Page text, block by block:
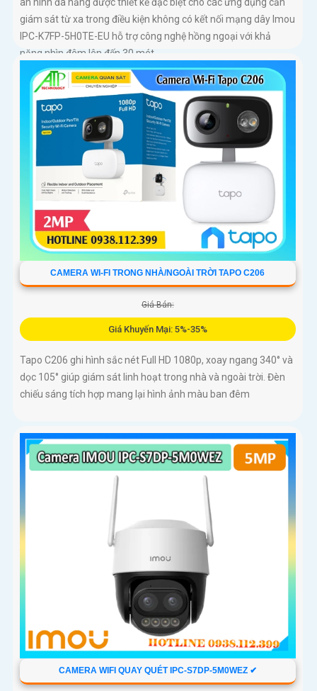
an ninh đa năng được thiết kế đặc biệt cho các ứng dụng cần
giám sát từ xa trong điều kiện không có kết nối mạng dây Imou
IPC-K7FP-5H0TE-EU hỗ trợ công nghệ hồng ngoại với khả
năng nhìn đêm lên đến 30 mét.
CAMERA WI-FI TRONG NHÀ/NGOÀI TRỜI TAPO C206
Giá Bán:
Giá Khuyến Mại: 5%-35%
Tapo C206 ghi hình sắc nét Full HD 1080p, xoay ngang 340° và
dọc 105° giúp giám sát linh hoạt trong nhà và ngoài trời. Đèn
chiếu sáng tích hợp mang lại hình ảnh màu ban đêm
CAMERA WIFI QUAY QUÉT IPC-S7DP-5M0WEZ ✔